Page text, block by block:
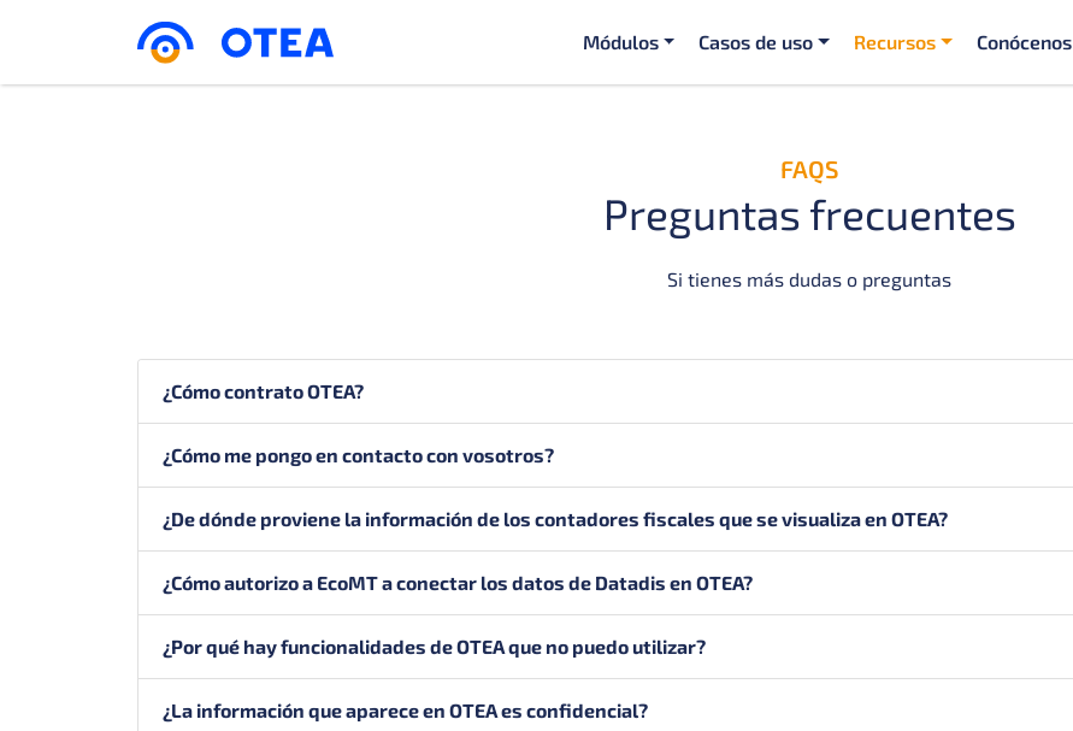
Módulos Casos de uso Recursos Conócenos
FAQS
Preguntas frecuentes
Si tienes más dudas o preguntas
¿Cómo contrato OTEA?
¿Cómo me pongo en contacto con vosotros?
¿De dónde proviene la información de los contadores fiscales que se visualiza en OTEA?
¿Cómo autorizo a EcoMT a conectar los datos de Datadis en OTEA?
¿Por qué hay funcionalidades de OTEA que no puedo utilizar?
¿La información que aparece en OTEA es confidencial?